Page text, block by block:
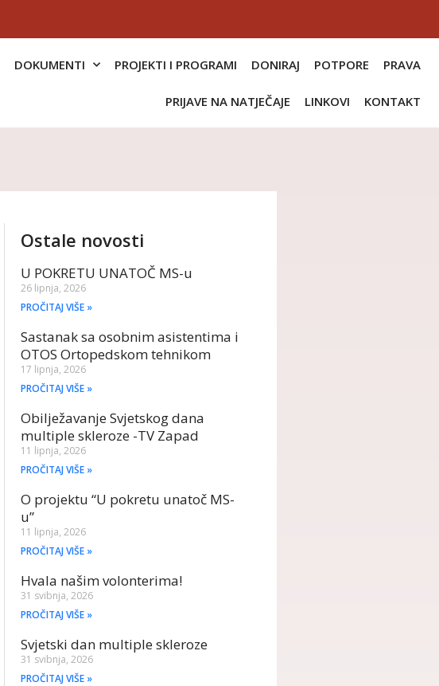
DOKUMENTI PROJEKTI I PROGRAMI DONIRAJ POTPORE PRAVA
PRIJAVE NA NATJEČAJE LINKOVI KONTAKT
Ostale novosti
U POKRETU UNATOČ MS-u
26 lipnja, 2026
PROČITAJ VIŠE »
Sastanak sa osobnim asistentima i
OTOS Ortopedskom tehnikom
17 lipnja, 2026
PROČITAJ VIŠE »
Obilježavanje Svjetskog dana
multiple skleroze -TV Zapad
11 lipnja, 2026
PROČITAJ VIŠE »
O projektu “U pokretu unatoč MS-
u”
11 lipnja, 2026
PROČITAJ VIŠE »
Hvala našim volonterima!
31 svibnja, 2026
PROČITAJ VIŠE »
Svjetski dan multiple skleroze
31 svibnja, 2026
PROČITAJ VIŠE »